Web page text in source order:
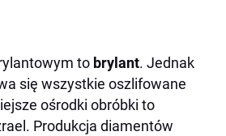
to brylant. Jednak
się wszystkie oszlifowane
ośrodki obróbki to
Produkcja diamentów